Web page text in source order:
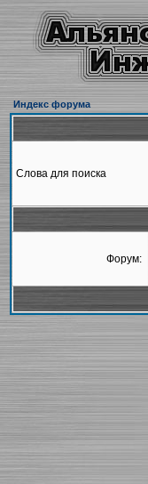
Индекс форума
Слова для поиска
Форум: